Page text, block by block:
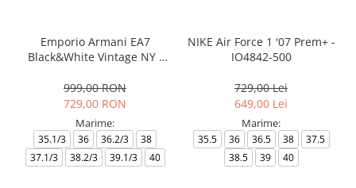
Emporio Armani EA7
Black&White Vintage NY -
999,00 RON
729,00 RON
Marime:
35.1/3 36 36.2/3
38
37.1/3
38.2/3 39.1/3 40
NIKE Air Force 1 '07 Prem+ -
IO4842-500
729,00 Lei
649,00 Lei
Marime:
35.5 36 36.5 38
37.5
38.5
39 40